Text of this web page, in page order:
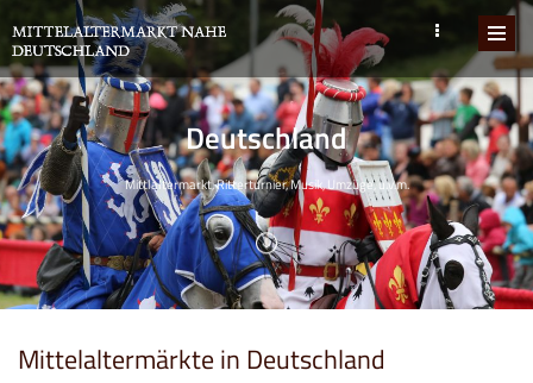
Deutschland
Mittlaltermarkt, Ritterturnier, Musik, Umzüge, u.v.m.
Mittelaltermärkte in Deutschland